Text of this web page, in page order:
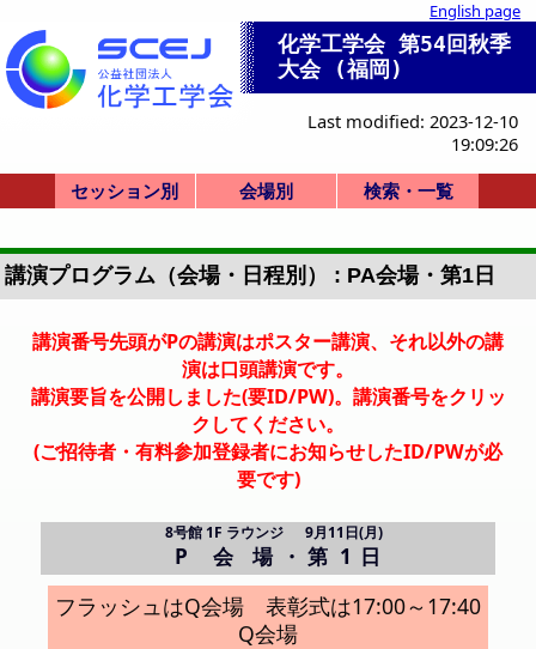
English page
化学工学会 第54回秋季
大会 (福岡)
Last modified: 2023-12-10
19:09:26
セッション別
ポ
会場別
検索・一覧
講演プログラム（会場・日程別） : PA会場・第1日
講演番号先頭がPの講演はポスター講演、それ以外の講
演は口頭講演です。
講演要旨を公開しました(要ID/PW)。講演番号をクリッ
クしてください。
(ご招待者・有料参加登録者にお知らせしたID/PWが必
要です)
P 会場
8号館 1F ラウンジ
・ 第 1 日
9月11日(月)
フラッシュはQ会場 表彰式は17:00～17:40
Q会場